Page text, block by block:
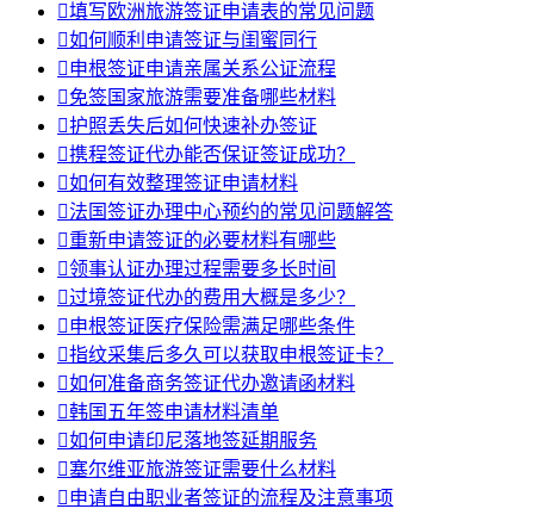
填写欧洲旅游签证申请表的常见问题
如何顺利申请签证与闺蜜同行
申根签证申请亲属关系公证流程
免签国家旅游需要准备哪些材料
护照丢失后如何快速补办签证
携程签证代办能否保证签证成功？
如何有效整理签证申请材料
法国签证办理中心预约的常见问题解答
重新申请签证的必要材料有哪些
领事认证办理过程需要多长时间
过境签证代办的费用大概是多少？
申根签证医疗保险需满足哪些条件
指纹采集后多久可以获取申根签证卡？
如何准备商务签证代办邀请函材料
韩国五年签申请材料清单
如何申请印尼落地签延期服务
塞尔维亚旅游签证需要什么材料
申请自由职业者签证的流程及注意事项